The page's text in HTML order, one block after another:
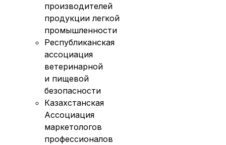
производителей
продукции легкой
промышленности
Республиканская
ассоциация
ветеринарной
и пищевой
безопасности
Казахстанская
Ассоциация
маркетологов
профессионалов